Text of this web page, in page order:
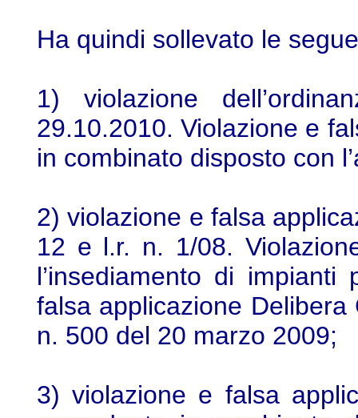
Ha quindi sollevato le
1) violazione
29.10.2010. Violazione e
in combinato disposto con
2) violazione e falsa
12 e l.r. n. 1/08.
l’insediamento di
falsa applicazione
n. 500 del 20 marzo 2009;
3) violazione e falsa